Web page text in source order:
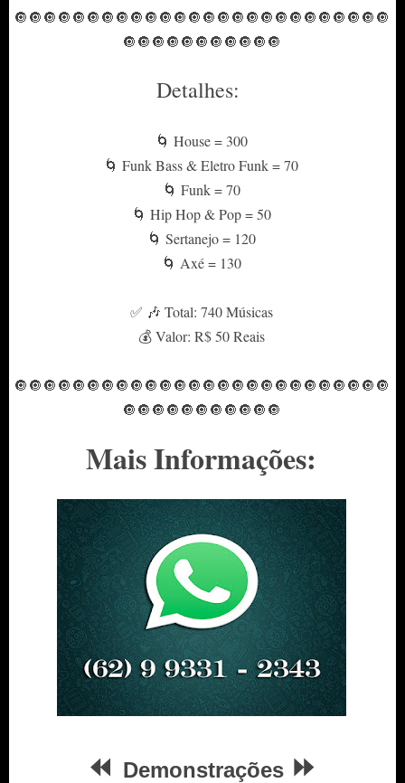
🔘🔘🔘🔘🔘🔘🔘🔘🔘🔘🔘🔘🔘🔘🔘🔘🔘🔘🔘🔘🔘🔘🔘🔘🔘🔘
🔘🔘🔘🔘🔘🔘🔘🔘🔘🔘🔘
Detalhes:
🌀 House = 300
🌀 Funk Bass & Eletro Funk = 70
🌀 Funk = 70
🌀 Hip Hop & Pop = 50
🌀 Sertanejo = 120
🌀 Axé = 130
✅ 🎶 Total: 740 Músicas
💰 Valor: R$ 50 Reais
🔘🔘🔘🔘🔘🔘🔘🔘🔘🔘🔘🔘🔘🔘🔘🔘🔘🔘🔘🔘🔘🔘🔘🔘🔘🔘
🔘🔘🔘🔘🔘🔘🔘🔘🔘🔘🔘
Mais Informações:
⏪ Demonstrações ⏩